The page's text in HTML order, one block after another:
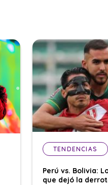
TENDENCIAS
Perú vs. Bolivia:
que dejó la